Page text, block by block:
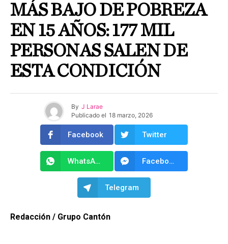
MÁS BAJO DE POBREZA
EN 15 AÑOS: 177 MIL
PERSONAS SALEN DE
ESTA CONDICIÓN
By J Larae
Publicado el 18 marzo, 2026
Facebook Twitter
WhatsApp Facebook Messenger
Telegram
Redacción / Grupo Cantón